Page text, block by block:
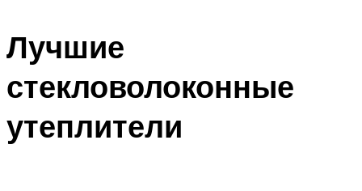
Лучшие
стекловолоконные
утеплители